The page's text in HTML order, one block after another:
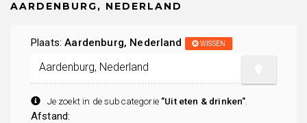
Plaats:Aardenburg, Nederland WISSEN
Je zoekt in de subcategorie "Uit eten & drinken"
Afstand: